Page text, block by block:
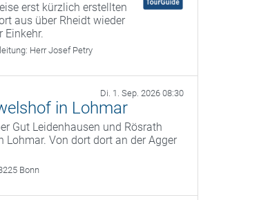
erst kürzlich erstellten
aus über Rheidt wieder
Einkehr.
Herr Josef Petry
Di. 1. Sep. 2026 08:30
in Lohmar
Gut Leidenhausen und Rösrath
Von dort dort an der Agger
Bonn